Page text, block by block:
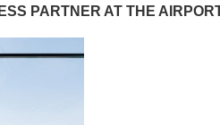
PARTNER AT THE